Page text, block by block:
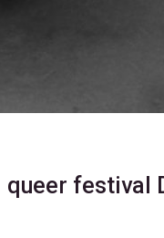
festival